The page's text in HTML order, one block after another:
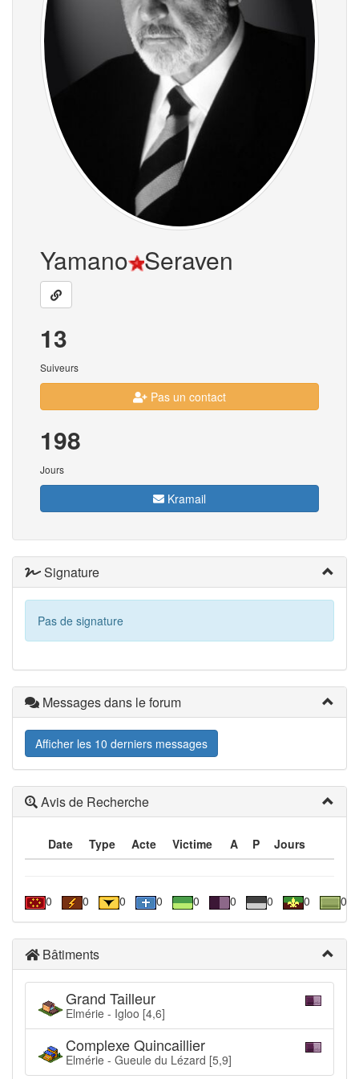
Yamano Seraven
13
Suiveurs
Pas un contact
198
Jours
Kramail
Signature
Pas de signature
Messages dans le forum
Afficher les 10 derniers messages
Avis de Recherche
Date Type Acte Victime A P Jours
0 0 0 0 0 0 0 0 0
Bâtiments
Grand Tailleur
Elmérie - Igloo [4,6]
Complexe Quincaillier
Elmérie - Gueule du Lézard [5,9]